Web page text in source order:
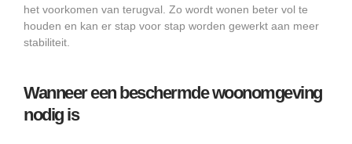
het voorkomen van terugval. Zo wordt wonen beter vol te
houden en kan er stap voor stap worden gewerkt aan meer
stabiliteit.
Wanneer een beschermde woonomgeving
nodig is